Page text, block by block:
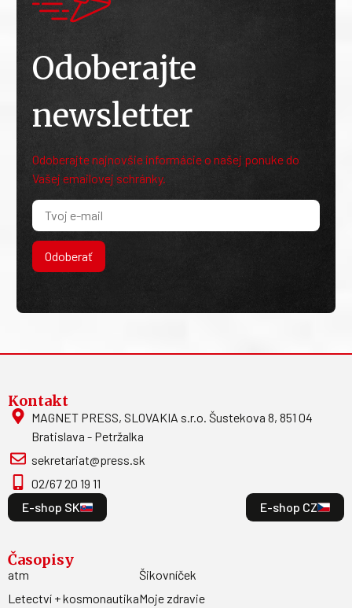
Odoberajte
newsletter
Odoberajte najnovšie informácie o našej ponuke do
Vašej emailovej schránky.
Odoberať
Kontakt
MAGNET PRESS, SLOVAKIA s.r.o. Šustekova 8, 851 04
Bratislava - Petržalka
sekretariat@press.sk
02/67 20 19 11
E-shop SK
E-shop CZ
Časopisy
atm
Letectví + kosmonautika
Šikovníček
Moje zdravie